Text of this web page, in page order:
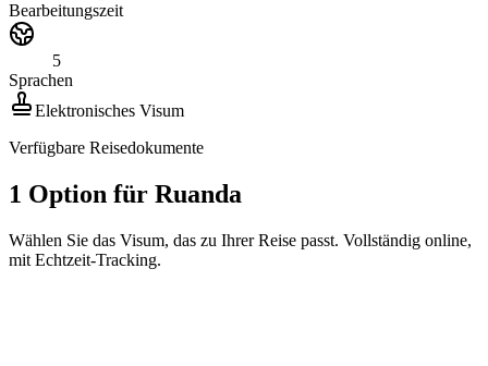
Bearbeitungszeit
5
Sprachen
Elektronisches Visum
Verfügbare Reisedokumente
1 Option für Ruanda
Wählen Sie das Visum, das zu Ihrer Reise passt. Vollständig online,
mit Echtzeit-Tracking.